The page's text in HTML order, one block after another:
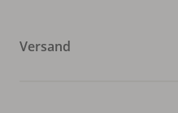
Versand